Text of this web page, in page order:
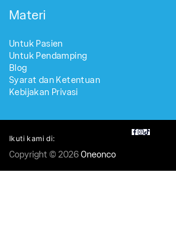
Materi
Untuk Pasien
Untuk Pendamping
Blog
Syarat dan Ketentuan
Kebijakan Privasi
Ikuti kami di:
Copyright © 2026Oneonco